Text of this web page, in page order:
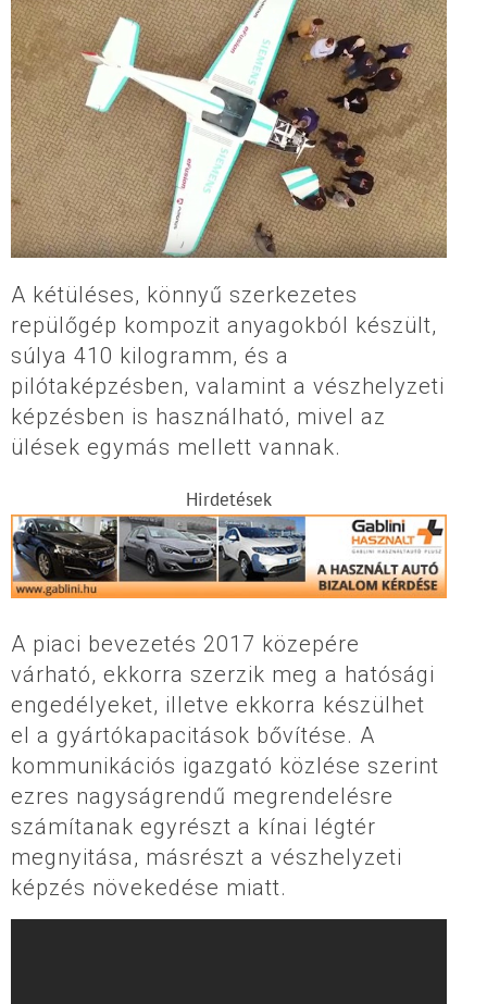
A kétüléses, könnyű szerkezetes
repülőgép kompozit anyagokból készült,
súlya 410 kilogramm, és a
pilótaképzésben, valamint a vészhelyzeti
képzésben is használható, mivel az
ülések egymás mellett vannak.
Hirdetések
A piaci bevezetés 2017 közepére
várható, ekkorra szerzik meg a hatósági
engedélyeket, illetve ekkorra készülhet
el a gyártókapacitások bővítése. A
kommunikációs igazgató közlése szerint
ezres nagyságrendű megrendelésre
számítanak egyrészt a kínai légtér
megnyitása, másrészt a vészhelyzeti
képzés növekedése miatt.